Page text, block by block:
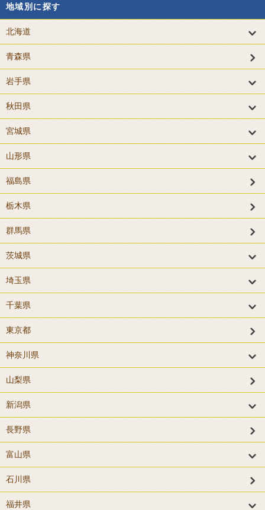
地域別に探す
北海道
青森県
岩手県
秋田県
宮城県
山形県
福島県
栃木県
群馬県
茨城県
埼玉県
千葉県
東京都
神奈川県
山梨県
新潟県
長野県
富山県
石川県
福井県